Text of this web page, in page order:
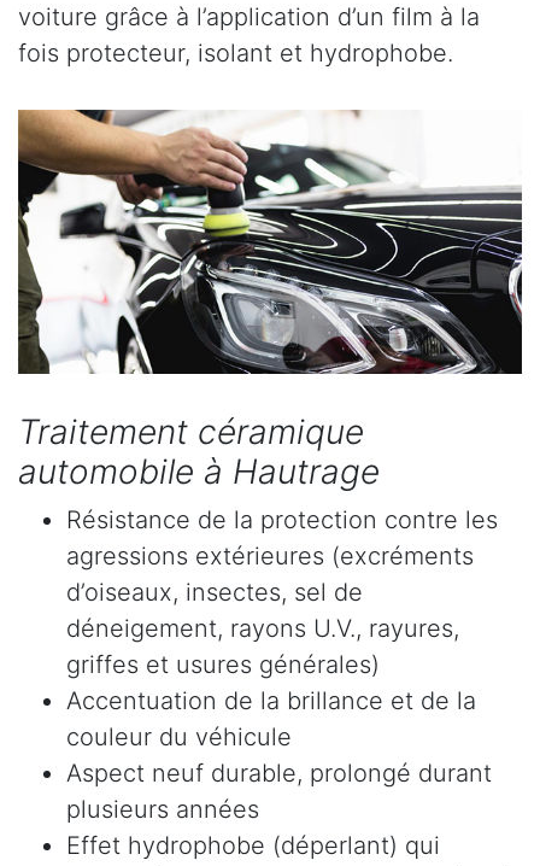
voiture grâce à l’application d’un film à la
fois protecteur, isolant et hydrophobe.
Traitement céramique
automobile à Hautrage
Résistance de la protection contre les
agressions extérieures (excréments
d’oiseaux, insectes, sel de
déneigement, rayons U.V., rayures,
griffes et usures générales)
Accentuation de la brillance et de la
couleur du véhicule
Aspect neuf durable, prolongé durant
plusieurs années
Effet hydrophobe (déperlant) qui